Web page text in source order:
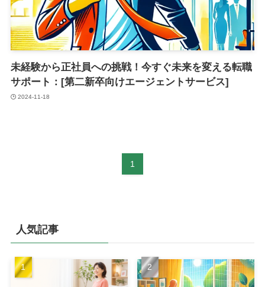
未経験から正社員への挑戦！今すぐ未来を変える転職
サポート：[第二新卒向けエージェントサービス]
2024-11-18
1
人気記事